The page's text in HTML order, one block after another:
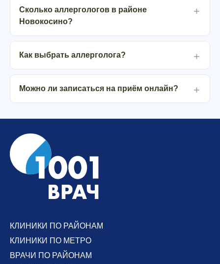
Сколько аллергологов в районе
Новокосино?
Как выбрать аллерголога?
Можно ли записаться на приём онлайн?
КЛИНИКИ ПО РАЙОНАМ
КЛИНИКИ ПО МЕТРО
ВРАЧИ ПО РАЙОНАМ